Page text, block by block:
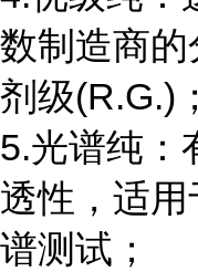
数制造商
剂级(R.G.)；
5.光谱纯：
透性，适
谱测试；